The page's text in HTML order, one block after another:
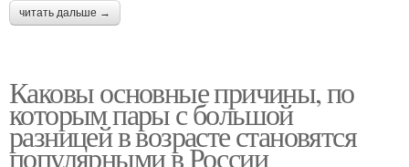
читать дальше →
Каковы основные причины, по
которым пары с большой
разницей в возрасте становятся
популярными в России